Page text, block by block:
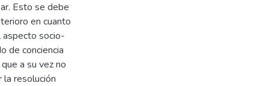
Esto se debe
en cuanto
aspecto socio-
de conciencia
a su vez no
resolución